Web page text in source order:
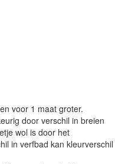
voor 1 maat groter.
door verschil in breien
wol is door het
in verfbad kan kleurverschil